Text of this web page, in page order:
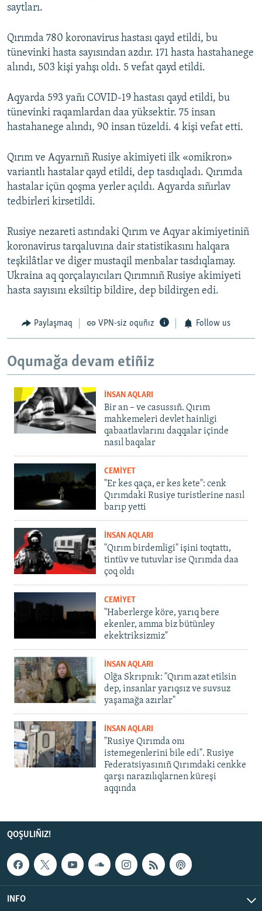
saytları.
Qırımda 780 koronavirus hastası qayd etildi, bu
tünevinki hasta sayısından azdır. 171 hasta hastahanege
alındı, 503 kişi yahşı oldı. 5 vefat qayd etildi.
Aqyarda 593 yañı COVID-19 hastası qayd etildi, bu
tünevinki raqamlardan daa yüksektir. 75 insan
hastahanege alındı, 90 insan tüzeldi. 4 kişi vefat etti.
Qırım ve Aqyarnıñ Rusiye akimiyeti ilk «omikron»
variantlı hastalar qayd etildi, dep tasdıqladı. Qırımda
hastalar içün qoşma yerler açıldı. Aqyarda sıñırlav
tedbirleri kirsetildi.
Rusiye nezareti astındaki Qırım ve Aqyar akimiyetiniñ
koronavirus tarqaluvına dair statistikasını halqara
teşkilâtlar ve diger mustaqil menbalar tasdıqlamay.
Ukraina aq qorçalayıcıları Qırımnıñ Rusiye akimiyeti
hasta sayısını eksiltip bildire, dep bildirgen edi.
Paylaşmaq VPN-siz oquñız Follow us
Oqumağa devam etiñiz
İNSAN AQLARI
Bir an – ve casussıñ. Qırım
mahkemeleri devlet hainligi
qabaatlavlarını daqqalar içinde
nasıl baqalar
CEMİYET
"Er kes qaça, er kes kete": cenk
Qırımdaki Rusiye turistlerine nasıl
barıp yetti
İNSAN AQLARI
"Qırım birdemligi" işini toqtattı,
tintüv ve tutuvlar ise Qırımda daa
çoq oldı
CEMİYET
"Haberlerge köre, yarıq bere
ekenler, amma biz bütünley
ekektriksizmiz"
İNSAN AQLARI
Olğa Skrıpnık: "Qırım azat etilsin
dep, insanlar yarıqsız ve suvsuz
yaşamağa azırlar"
İNSAN AQLARI
"Rusiye Qırımda onı
istemegenlerini bile edi". Rusiye
Federatsiyasınıñ Qırımdaki cenkke
qarşı narazılıqlarnen küreşi
aqqında
QOŞULIÑIZ!
INFO